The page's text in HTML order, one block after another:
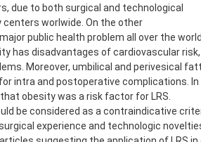
due to both surgical and technological
centers worlwide. On the other
public health problem all over the
has disadvantages of cardiovascular risk,
Moreover, umbilical and perivesical
intra and postoperative complications.
obesity was a risk factor for LRS.
be considered as a contraindicative
experience and technologic